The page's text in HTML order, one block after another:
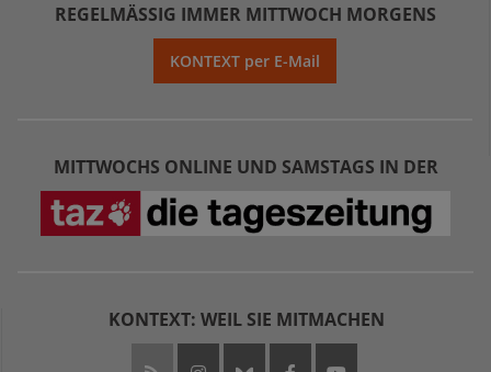
REGELMÄSSIG IMMER MITTWOCH MORGENS
KONTEXT per E-Mail
MITTWOCHS ONLINE UND SAMSTAGS IN DER
KONTEXT: WEIL SIE MITMACHEN